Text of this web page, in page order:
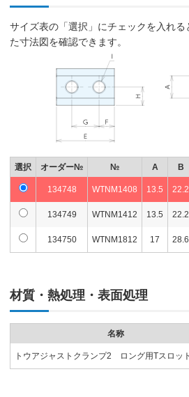
サイズ表の「選択」にチェックを入れ
た寸法図を確認できます。
選択 オーダー№ № A B
134748 WTNM1408 13.5 22.2
134749 WTNM1412 13.5 22.2
134750 WTNM1812 17 28.6
材質・熱処理・表面処理
名称
トウアジャストクランプ2 ロング用Tスロッ